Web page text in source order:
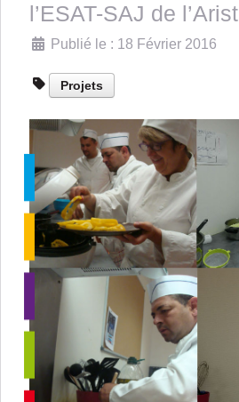
l’ESAT-SAJ de l’Arist
DétailsPublié le : 18 Février 2016
Projets